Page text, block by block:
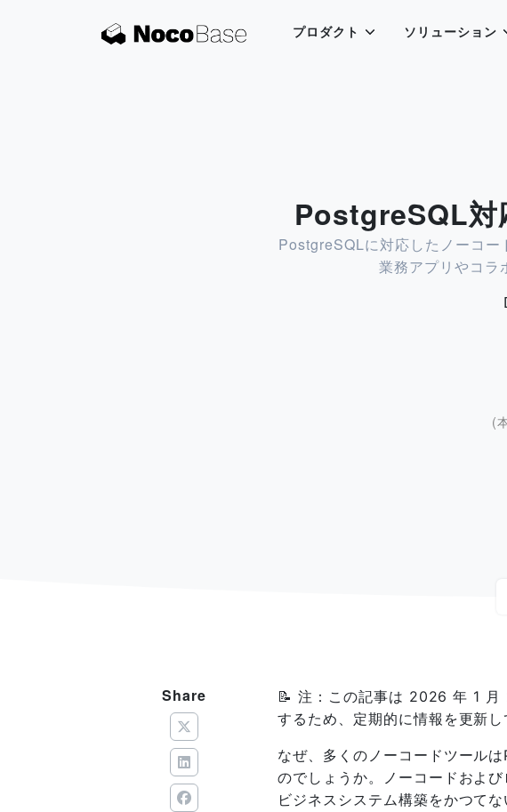
プロダクト ソリューション
PostgreSQL対
PostgreSQLに対応したノーコー
業務アプリやコラ
(
Share
📝 注：この記事は 2026 年 1 月
するため、定期的に情報を更新
なぜ、多くのノーコードツール
のでしょうか。ノーコードおよ
ビジネスシステム構築をかつて